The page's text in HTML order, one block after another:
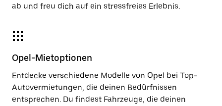
ab und freu dich auf ein stressfreies Erlebnis.
Opel-Mietoptionen
Entdecke verschiedene Modelle von Opel bei Top-
Autovermietungen, die deinen Bedürfnissen
entsprechen. Du findest Fahrzeuge, die deinen